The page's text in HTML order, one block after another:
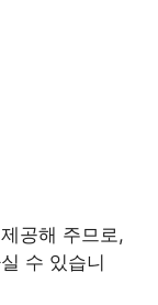
공해 주므로,
수 있습니